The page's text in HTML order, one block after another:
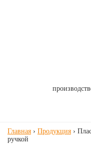
Главная › Продукция ›
ручкой